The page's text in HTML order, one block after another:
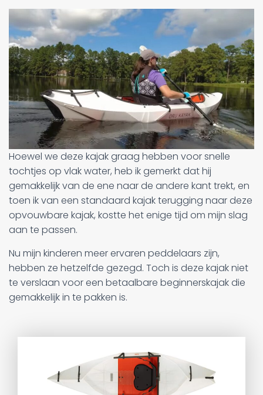
Hoewel we deze kajak graag hebben voor snelle
tochtjes op vlak water, heb ik gemerkt dat hij
gemakkelijk van de ene naar de andere kant trekt, en
toen ik van een standaard kajak terugging naar deze
opvouwbare kajak, kostte het enige tijd om mijn slag
aan te passen.
Nu mijn kinderen meer ervaren peddelaars zijn,
hebben ze hetzelfde gezegd. Toch is deze kajak niet
te verslaan voor een betaalbare beginnerskajak die
gemakkelijk in te pakken is.